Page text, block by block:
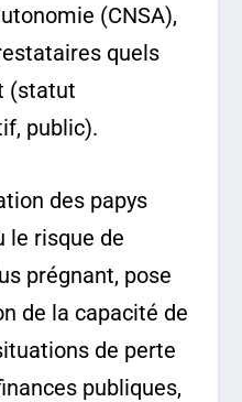
(CNSA),
quels
(statut
public).
des papys
le risque de
prégnant, pose
de la capacité de
de perte
publiques,